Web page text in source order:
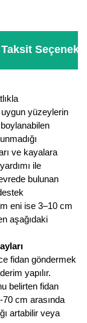
Taksit
yüzeylerin
ve kayalara
ile
bulunan
eni ise 3–10 cm
aşağıdaki
fidan göndermek
yapılır.
belirten fidan
cm arasında
artabilir veya